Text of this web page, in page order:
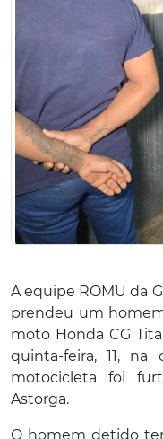
A equipe ROMU da
prendeu um
moto Honda CG
quinta-feira, 11,
motocicleta foi
Astorga.
O homem detido